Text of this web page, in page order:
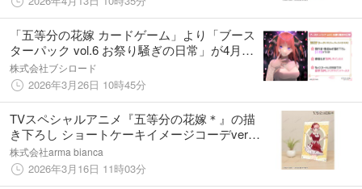
「AMNIBUS」にて
「五等分の花嫁 カードゲーム」より「ブース
ターパック vol.6 お祭り騒ぎの日常」が4月30
日(木)、「ブースターパックvol.7 “可愛さ”マ
シマシ、チョモランマ！」が2026年夏に発
売！
株式会社ブシロード
2026年3月26日 10時45分
TVスペシャルアニメ『五等分の花嫁＊』の描
き下ろし ショートケーキイメージコーデver.
A4アクリルパネルなどの受注を開始！！アニ
メ・漫画のオリジナルグッズを販売する
「AMNIBUS」にて
株式会社arma bianca
2026年3月16日 11時03分